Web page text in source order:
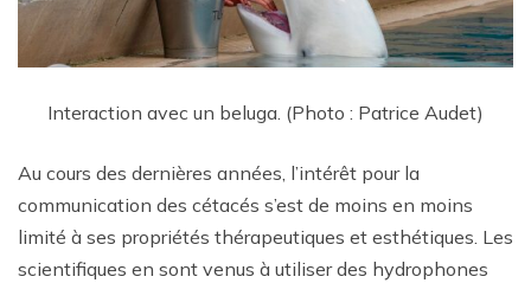
Interaction avec un beluga. (Photo : Patrice Audet)
Au cours des dernières années, l’intérêt pour la
communication des cétacés s’est de moins en moins
limité à ses propriétés thérapeutiques et esthétiques. Les
scientifiques en sont venus à utiliser des hydrophones